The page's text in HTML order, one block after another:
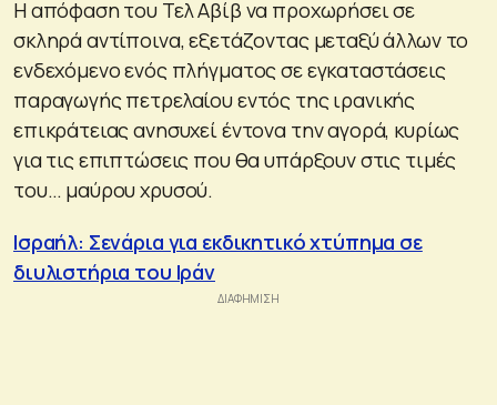
Η απόφαση του Τελ Αβίβ να προχωρήσει σε
σκληρά αντίποινα, εξετάζοντας μεταξύ άλλων το
ενδεχόμενο ενός πλήγματος σε εγκαταστάσεις
παραγωγής πετρελαίου εντός της ιρανικής
επικράτειας ανησυχεί έντονα την αγορά, κυρίως
για τις επιπτώσεις που θα υπάρξουν στις τιμές
του… μαύρου χρυσού.
Ισραήλ: Σενάρια για εκδικητικό χτύπημα σε
διυλιστήρια του Ιράν